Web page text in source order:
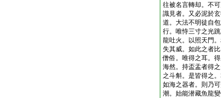
往被名言轉却。不
識見者。又必泥於
道。大法不明徒自
行。唯恃三寸之光
龍吐火。以照天門
失其威。如此之者
僧俗。唯得之耳。
海然。持盃盂者得
之斗斛。是皆得之
如海之器者。則乃
潮。始能潜藏魚龍